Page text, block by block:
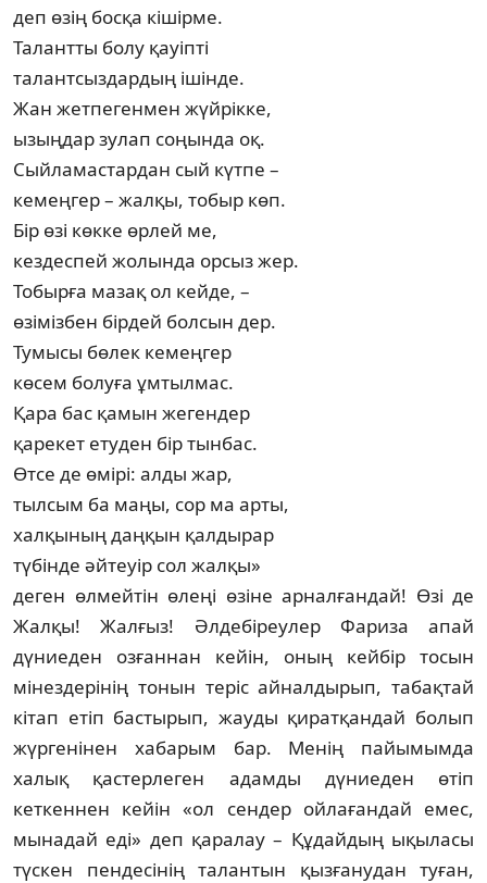
деп өзің босқа кішірме.
Талантты болу қауіпті
талантсыздардың ішінде.
Жан жетпегенмен жүйрікке,
ызыңдар зулап соңында оқ.
Сыйламастардан сый күтпе –
кемеңгер – жалқы, тобыр көп.
Бір өзі көкке өрлей ме,
кездеспей жолында орсыз жер.
Тобырға мазақ ол кейде, –
өзімізбен бірдей болсын дер.
Тумысы бөлек кемеңгер
көсем болуға ұмтылмас.
Қара бас қамын жегендер
қарекет етуден бір тынбас.
Өтсе де өмірі: алды жар,
тылсым ба маңы, сор ма арты,
халқының даңқын қалдырар
түбінде әйтеуір сол жалқы»
деген өлмейтін өлеңі өзіне арналғандай! Өзі де
Жалқы! Жалғыз! Әлдебіреулер Фариза апай
дүниеден озғаннан кейін, оның кейбір тосын
мінездерінің тонын теріс айналдырып, табақтай
кітап етіп бастырып, жауды қират­қандай болып
жүргенінен хабарым бар. Ме­нің пайымымда
халық қастерлеген адамды дү­ниеден өтіп
кеткеннен кейін «ол сендер ой­лағандай емес,
мынадай еді» деп қаралау – Құдайдың ықыласы
түскен пендесінің та­лан­тын қызғанудан туған,